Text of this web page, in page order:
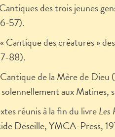
des trois jeunes
57).
Cantique des créatures »
88).
de la Mère de
aux Matines,
réunis à la fin du livreLes
Deseille, YMCA-Press,